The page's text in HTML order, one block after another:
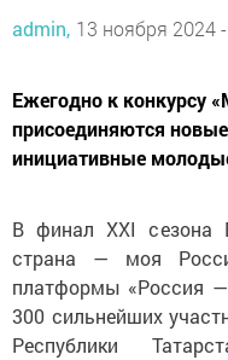
admin, 13 ноября 2024
Ежегодно к конкурсу
присоединяются
инициативные
В финал ХХI сезона
страна — моя
платформы «Россия
300 сильнейших
Республики